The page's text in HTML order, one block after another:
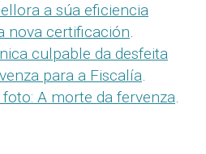
a súa eficiencia
nova certificación.
culpable da desfeita
para a Fiscalía.
A morte da fervenza.